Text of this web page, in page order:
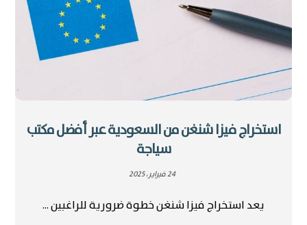
استخراج فيزا شنغن من السعودية عبر أفضل مكتب
سياجة
24 فبراير، 2025
يعد استخراج فيزا شنغن خطوة ضرورية للراغبين ...